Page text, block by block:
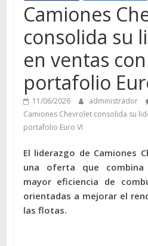
Camiones
consolida su
en ventas
portafolio
11/06/2026 administrador
Camiones Chevrolet consolida su
portafolio Euro VI
El liderazgo de Camiones
una oferta que combina
mayor eficiencia de
orientadas a mejorar el
las flotas.